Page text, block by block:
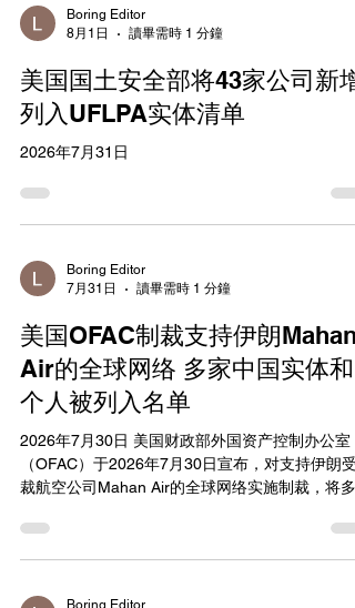
定》，自2026年8月5日起施行。 部长 王文涛 2026
年8月5日 关于对应用DNA科学公司等6家美国实体
为由制裁中国企业，严重违反国际法和国际关系基
本准则，严重侵犯我国主权、安全、发展利益。应
用DNA科学公司等6家美国实体协助、支持美国涉
非法制裁，性质恶劣。 依据《中华人民共和国反
十条、第十五条，《实施〈中华人民共和国反外国
制裁法〉的规定》第三条、第五条、第八条、第十
体列入反制清单，并采取以下反制措施：禁止我国
境内的组织、个人与其进行有关交易、合作等活
Boring Editor
8月1日
讀畢需時 1 分鐘
美国国土安全部将43家公司新增
列入UFLPA实体清单
2026年7月31日
Boring Editor
7月31日
讀畢需時 1 分鐘
美国OFAC制裁支持伊朗Mahan
Air的全球网络 多家中国实体和
个人被列入名单
2026年7月30日 美国财政部外国资产控制办公室
（OFAC）于2026年7月30日宣布，对支持伊朗受
裁航空公司Mahan Air的全球网络实施制裁，将多
此次行动依据经修订的第13224号行政命令（E.O.
13224），针对为Mahan Air提供销售代理、物流
（IRGC）及其圣城旅的支持渠道，并加强美国对
Boring Editor